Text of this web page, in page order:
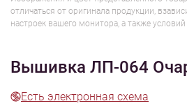
отличаться от оригинала продукции,
настроек вашего монитора, а также
Вышивка ЛП-064
Есть электронная схема